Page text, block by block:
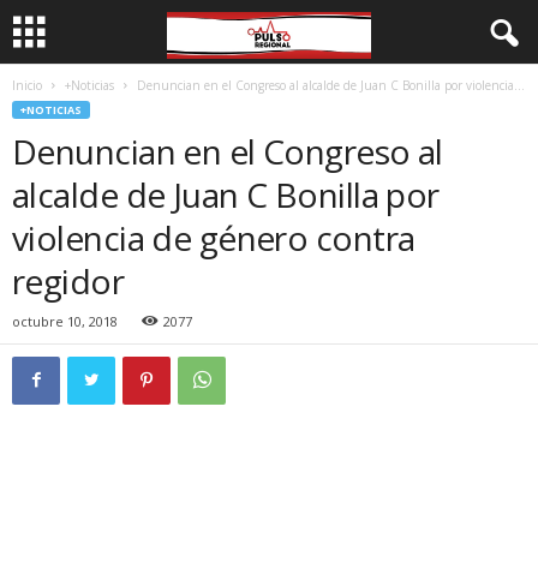
Inicio +Noticias Denuncian en el Congreso al alcalde de Juan C Bonilla por violencia...
+NOTICIAS
Denuncian en el Congreso al
alcalde de Juan C Bonilla por
violencia de género contra
regidor
octubre 10, 2018 2077